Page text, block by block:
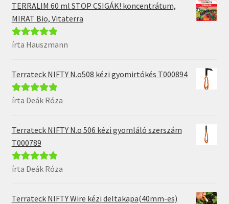
TERRALIM 60 ml STOP CSIGÁK! koncentrátum,
MIRAT Bio, Vitaterra
Értékelés:5/
írta Hauszmann
Terrateck NIFTY N.o508 kézi gyomirtókés T000894
Értékelés: 5/
írta Deák Róza
Terrateck NIFTY N.o 506 kézi gyomláló szerszám
T000789
Értékelés: 5/
írta Deák Róza
Terrateck NIFTY Wire kézi deltakapa(40mm-es)